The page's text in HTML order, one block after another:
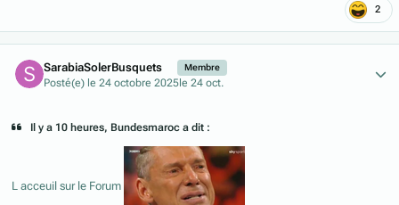
2
SarabiaSolerBusquets Membre
Posté(e) le 24 octobre 2025 le 24 oct.
Il y a 10 heures, Bundesmaroc a dit :
L acceuil sur le Forum